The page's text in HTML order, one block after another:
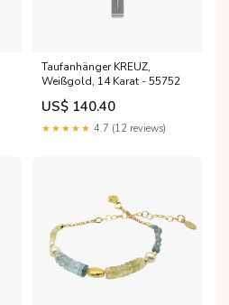
Taufanhänger KREUZ,
Weißgold, 14 Karat - 55752
US$ 140.40
★★★★★ 4.7 (12 reviews)